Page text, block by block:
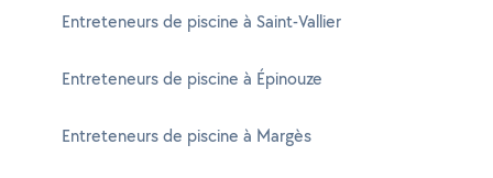
Entreteneurs de piscine à Saint-Vallier
Entreteneurs de piscine à Épinouze
Entreteneurs de piscine à Margès